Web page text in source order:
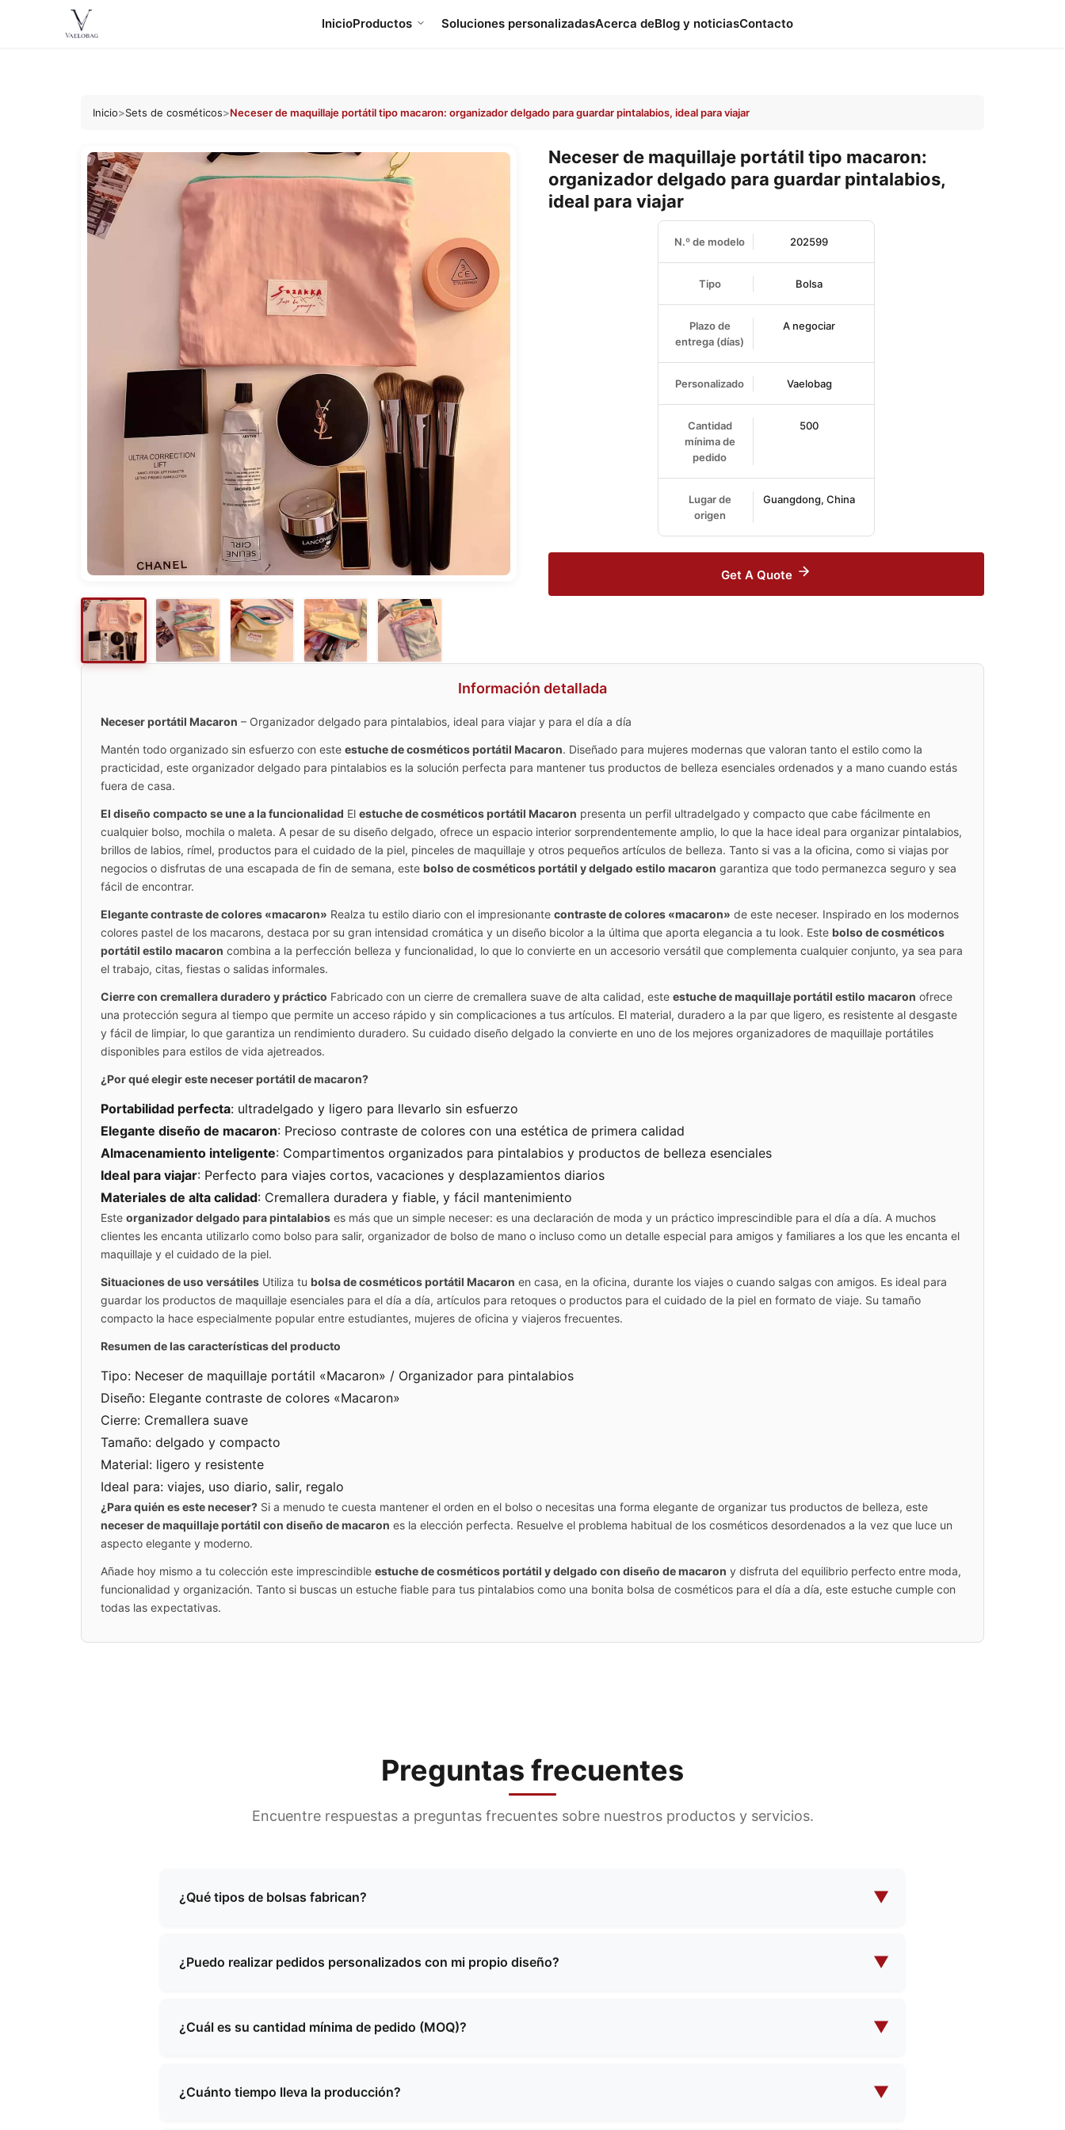
Vaelobag
InicioProductos Soluciones personalizadasAcerca deBlog y noticiasContacto
Inicio>Sets de cosméticos>Neceser de maquillaje portátil tipo macaron: organizador delgado para guardar pintalabios, ideal para viajar
Neceser de maquillaje portátil tipo macaron:
organizador delgado para guardar pintalabios,
ideal para viajar
N.º de modelo 202599
Tipo Bolsa
Plazo de
entrega (días)
A negociar
Personalizado Vaelobag
Cantidad
mínima de
pedido
500
Lugar de
origen
Guangdong, China
Get A Quote
Información detallada
Neceser portátil Macaron – Organizador delgado para pintalabios, ideal para viajar y para el día a día
Mantén todo organizado sin esfuerzo con este estuche de cosméticos portátil Macaron. Diseñado para mujeres modernas que valoran tanto el estilo como la
practicidad, este organizador delgado para pintalabios es la solución perfecta para mantener tus productos de belleza esenciales ordenados y a mano cuando estás
fuera de casa.
El diseño compacto se une a la funcionalidad El estuche de cosméticos portátil Macaron presenta un perfil ultradelgado y compacto que cabe fácilmente en
cualquier bolso, mochila o maleta. A pesar de su diseño delgado, ofrece un espacio interior sorprendentemente amplio, lo que la hace ideal para organizar pintalabios,
brillos de labios, rímel, productos para el cuidado de la piel, pinceles de maquillaje y otros pequeños artículos de belleza. Tanto si vas a la oficina, como si viajas por
negocios o disfrutas de una escapada de fin de semana, este bolso de cosméticos portátil y delgado estilo macaron garantiza que todo permanezca seguro y sea
fácil de encontrar.
Elegante contraste de colores «macaron» Realza tu estilo diario con el impresionante contraste de colores «macaron» de este neceser. Inspirado en los modernos
colores pastel de los macarons, destaca por su gran intensidad cromática y un diseño bicolor a la última que aporta elegancia a tu look. Este bolso de cosméticos
portátil estilo macaron combina a la perfección belleza y funcionalidad, lo que lo convierte en un accesorio versátil que complementa cualquier conjunto, ya sea para
el trabajo, citas, fiestas o salidas informales.
Cierre con cremallera duradero y práctico Fabricado con un cierre de cremallera suave de alta calidad, este estuche de maquillaje portátil estilo macaron ofrece
una protección segura al tiempo que permite un acceso rápido y sin complicaciones a tus artículos. El material, duradero a la par que ligero, es resistente al desgaste
y fácil de limpiar, lo que garantiza un rendimiento duradero. Su cuidado diseño delgado la convierte en uno de los mejores organizadores de maquillaje portátiles
disponibles para estilos de vida ajetreados.
¿Por qué elegir este neceser portátil de macaron?
Portabilidad perfecta: ultradelgado y ligero para llevarlo sin esfuerzo
Elegante diseño de macaron: Precioso contraste de colores con una estética de primera calidad
Almacenamiento inteligente: Compartimentos organizados para pintalabios y productos de belleza esenciales
Ideal para viajar: Perfecto para viajes cortos, vacaciones y desplazamientos diarios
Materiales de alta calidad: Cremallera duradera y fiable, y fácil mantenimiento
Este organizador delgado para pintalabios es más que un simple neceser: es una declaración de moda y un práctico imprescindible para el día a día. A muchos
clientes les encanta utilizarlo como bolso para salir, organizador de bolso de mano o incluso como un detalle especial para amigos y familiares a los que les encanta el
maquillaje y el cuidado de la piel.
Situaciones de uso versátiles Utiliza tu bolsa de cosméticos portátil Macaron en casa, en la oficina, durante los viajes o cuando salgas con amigos. Es ideal para
guardar los productos de maquillaje esenciales para el día a día, artículos para retoques o productos para el cuidado de la piel en formato de viaje. Su tamaño
compacto la hace especialmente popular entre estudiantes, mujeres de oficina y viajeros frecuentes.
Resumen de las características del producto
Tipo: Neceser de maquillaje portátil «Macaron» / Organizador para pintalabios
Diseño: Elegante contraste de colores «Macaron»
Cierre: Cremallera suave
Tamaño: delgado y compacto
Material: ligero y resistente
Ideal para: viajes, uso diario, salir, regalo
¿Para quién es este neceser? Si a menudo te cuesta mantener el orden en el bolso o necesitas una forma elegante de organizar tus productos de belleza, este
neceser de maquillaje portátil con diseño de macaron es la elección perfecta. Resuelve el problema habitual de los cosméticos desordenados a la vez que luce un
aspecto elegante y moderno.
Añade hoy mismo a tu colección este imprescindible estuche de cosméticos portátil y delgado con diseño de macaron y disfruta del equilibrio perfecto entre moda,
funcionalidad y organización. Tanto si buscas un estuche fiable para tus pintalabios como una bonita bolsa de cosméticos para el día a día, este estuche cumple con
todas las expectativas.
Preguntas frecuentes
Encuentre respuestas a preguntas frecuentes sobre nuestros productos y servicios.
¿Qué tipos de bolsas fabrican? ▼
maquillaje de noche, bolsos funcionales, bolsos escolares, bolsos para compras y mucho más. Ofrecemos tanto
diseños estándar como soluciones personalizadas para satisfacer sus necesidades específicas.
¿Puedo realizar pedidos personalizados con mi propio diseño? ▼
de diseño y nuestro equipo trabajará con usted para crear el producto perfecto que satisfaga sus necesidades.
¿Cuál es su cantidad mínima de pedido (MOQ)? ▼
nosotros con sus requisitos específicos y le proporcionaremos información detallada sobre la cantidad mínima de
pedido y los precios.
¿Cuánto tiempo lleva la producción? ▼